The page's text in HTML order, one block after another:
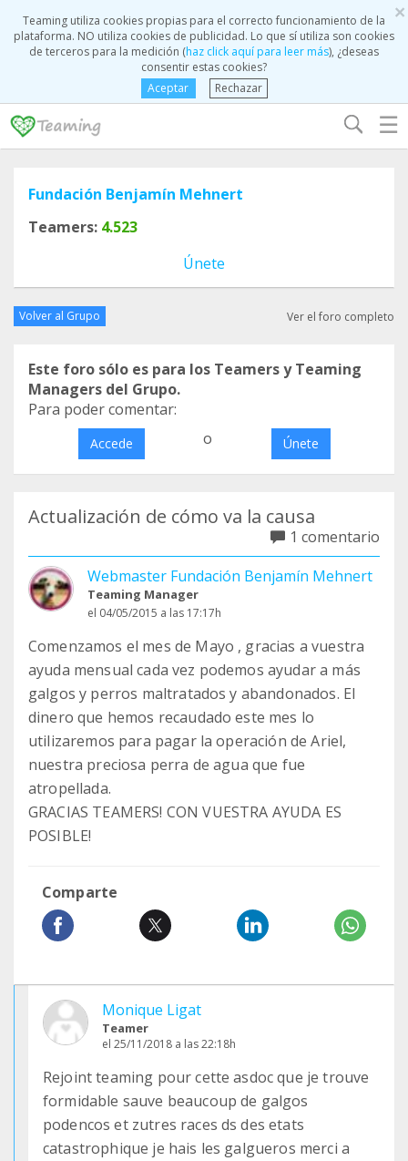
×
Teaming utiliza cookies propias para el correcto funcionamiento de la
plataforma. NO utiliza cookies de publicidad. Lo que sí utiliza son cookies
de terceros para la medición (haz click aquí para leer más), ¿deseas
consentir estas cookies?
Aceptar
Rechazar
☰
Fundación Benjamín Mehnert
Teamers: 4.523
Únete
Volver al Grupo Ver el foro completo
Este foro sólo es para los Teamers y Teaming
Managers del Grupo.
Para poder comentar:
Accede o Únete
Actualización de cómo va la causa
1 comentario
Webmaster Fundación Benjamín Mehnert
Teaming Manager
el 04/05/2015 a las 17:17h
Comenzamos el mes de Mayo , gracias a vuestra
ayuda mensual cada vez podemos ayudar a más
galgos y perros maltratados y abandonados. El
dinero que hemos recaudado este mes lo
utilizaremos para pagar la operación de Ariel,
nuestra preciosa perra de agua que fue
atropellada.
GRACIAS TEAMERS! CON VUESTRA AYUDA ES
POSIBLE!
Comparte
Monique Ligat
Teamer
el 25/11/2018 a las 22:18h
Rejoint teaming pour cette asdoc que je trouve
formidable sauve beaucoup de galgos
podencos et zutres races ds des etats
catastrophique je hais les galgueros merci a